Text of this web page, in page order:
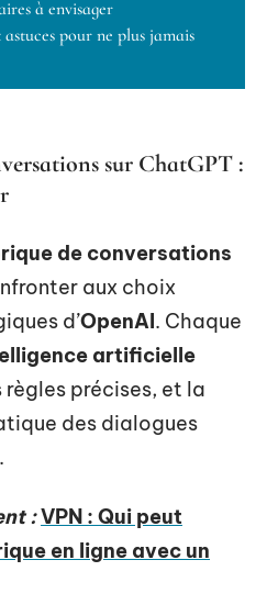
à envisager
pour ne plus jamais
sur ChatGPT :
de conversations
aux choix
d’OpenAI. Chaque
artificielle
précises, et la
des dialogues
:VPN : Qui peut
en ligne avec un